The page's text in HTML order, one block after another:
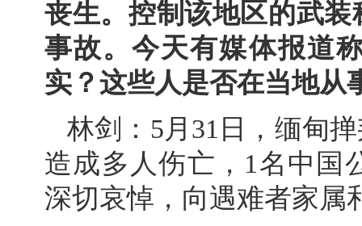
丧生。控制该地区的武
事故。今天有媒体报道
实？这些人是否在当地从
林剑：5月31日，缅甸
造成多人伤亡，1名中国
深切哀悼，向遇难者家属